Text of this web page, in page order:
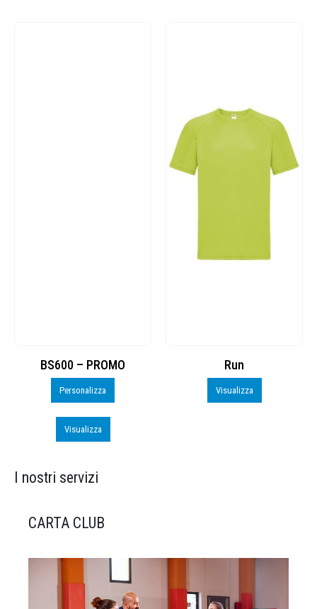
Run
Visualizza Personalizza
I nostri servizi
CARTA CLUB